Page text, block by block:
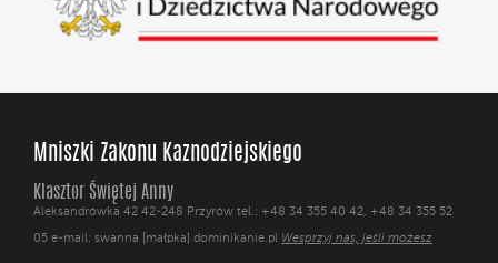
Mniszki Zakonu Kaznodziejskiego
Klasztor Świętej Anny
Aleksandrówka 42 42-248 Przyrów tel.: +48 34 355 40 42, +48 34 355 52
05 e-mail: swanna [małpka] dominikanie.pl Wesprzyj nas, jeśli możesz